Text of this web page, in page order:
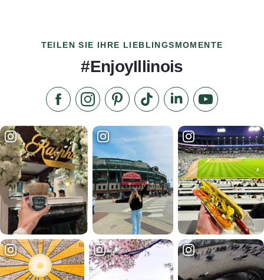
TEILEN SIE IHRE LIEBLINGSMOMENTE
#EnjoyIllinois
Liken Sie uns auf Facebook
Folgen Sie uns auf Instagram
Besuchen Sie unser Pinterest
Folgen Sie uns auf TikTok
Folgen Sie uns auf
Abonnieren